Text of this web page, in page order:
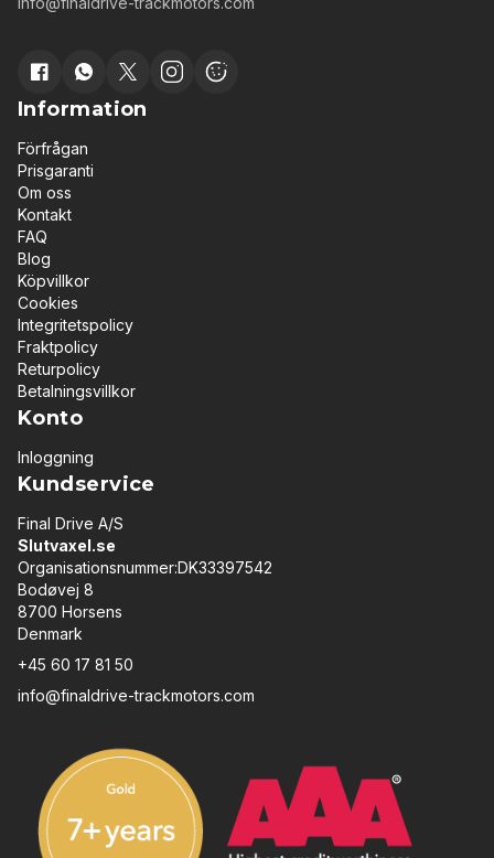
Information
Förfrågan
Prisgaranti
Om oss
Kontakt
FAQ
Blog
Köpvillkor
Cookies
Integritetspolicy
Fraktpolicy
Returpolicy
Betalningsvillkor
Konto
Inloggning
Kundservice
Final Drive A/S
Slutvaxel.se
Organisationsnummer:DK33397542
Bodøvej 8
8700 Horsens
Denmark
+45 60 17 81 50
info@finaldrive-trackmotors.com